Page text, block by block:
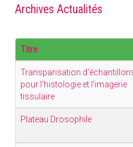
Archives Actualités
Titre
Transparisation
pour l'histologie et l'imagerie
tissulaire
Plateau Drosophile